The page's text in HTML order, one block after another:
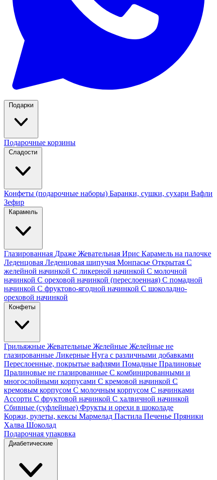
Подарки
Подарочные корзины
Сладости
Конфеты (подарочные наборы) Баранки, сушки, сухари Вафли
Зефир
Карамель
Глазированная Драже Жевательная Ирис Карамель на палочке
Леденцовая Леденцовая шипучая Монпасье Открытая С
желейной начинкой С ликерной начинкой С молочной
начинкой С ореховой начинкой (переслоенная) С помадной
начинкой С фруктово-ягодной начинкой С шоколадно-
ореховой начинкой
Конфеты
Грильяжные Жевательные Желейные Желейные не
глазированные Ликерные Нуга с различными добавками
Переслоенные, покрытые вафлями Помадные Пралиновые
Пралиновые не глазированные С комбинированными и
многослойными корпусами С кремовой начинкой С
кремовым корпусом С молочным корпусом С начинками
Ассорти С фруктовой начинкой С халвичной начинкой
Сбивные (суфлейные) Фрукты и орехи в шоколаде
Коржи, рулеты, кексы Мармелад Пастила Печенье Пряники
Халва Шоколад
Подарочная упаковка
Диабетические